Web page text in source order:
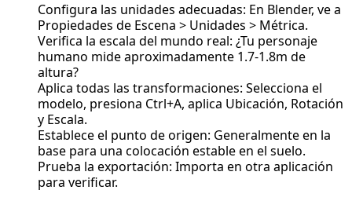
Configura las unidades adecuadas: En Blender, ve a
Propiedades de Escena > Unidades > Métrica.
Verifica la escala del mundo real: ¿Tu personaje
humano mide aproximadamente 1.7-1.8m de
altura?
Aplica todas las transformaciones: Selecciona el
modelo, presiona Ctrl+A, aplica Ubicación, Rotación
y Escala.
Establece el punto de origen: Generalmente en la
base para una colocación estable en el suelo.
Prueba la exportación: Importa en otra aplicación
para verificar.